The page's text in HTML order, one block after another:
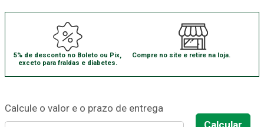
5% de desconto no Boleto ou Pix,
exceto para fraldas e diabetes.
Compre no site e retire na loja.